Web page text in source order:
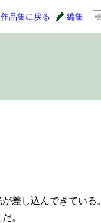
作品集に戻る 編集
差し込んできている。
。